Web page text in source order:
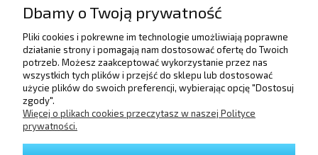
POMOC
DOSTAWA I PŁATNOŚCI
Dbamy o Twoją prywatność
Pliki cookies i pokrewne im technologie umożliwiają poprawne
działanie strony i pomagają nam dostosować ofertę do Twoich
potrzeb. Możesz zaakceptować wykorzystanie przez nas
wszystkich tych plików i przejść do sklepu lub dostosować
użycie plików do swoich preferencji, wybierając opcję "Dostosuj
zgody".
Więcej o plikach cookies przeczytasz w naszej Polityce
prywatności.